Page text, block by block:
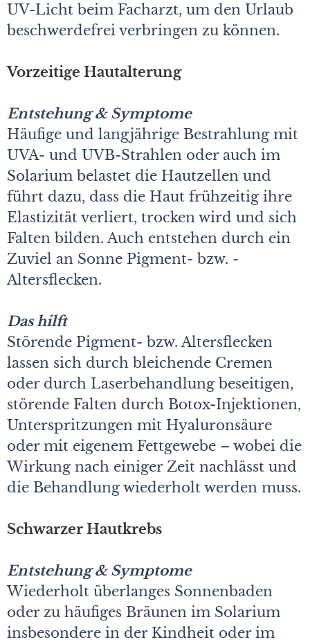
UV-Licht beim Facharzt, um den Urlaub
beschwerdefrei verbringen zu können.
Vorzeitige Hautalterung
Entstehung & Symptome
Häufige und langjährige Bestrahlung mit
UVA- und UVB-Strahlen oder auch im
Solarium belastet die Hautzellen und
führt dazu, dass die Haut frühzeitig ihre
Elastizität verliert, trocken wird und sich
Falten bilden. Auch entstehen durch ein
Zuviel an Sonne Pigment- bzw. ­
Altersflecken.
Das hilft
Störende Pigment- bzw. Altersflecken
lassen sich durch bleichende Cremen
oder durch Laserbehandlung beseitigen,
störende Falten durch Botox-Injektionen,
Unterspritzungen mit Hyaluronsäure
oder mit eigenem Fettgewebe – wobei die
Wirkung nach einiger Zeit nachlässt und
die Behandlung wiederholt werden muss.
Schwarzer Hautkrebs
Entstehung & Symptome
Wiederholt überlanges Sonnenbaden
oder zu häufiges Bräunen im Solarium
insbesondere in der Kindheit oder im